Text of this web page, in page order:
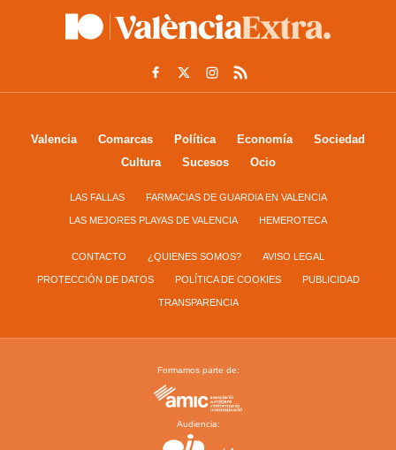
Valencia Comarcas Política Economía
Sociedad
Cultura
Sucesos Ocio
LAS FALLAS FARMACIAS DE GUARDIA EN VALENCIA
LAS MEJORES PLAYAS DE VALENCIA HEMEROTECA
CONTACTO ¿QUIENES SOMOS? AVISO LEGAL
PROTECCIÓN DE DATOS POLÍTICA DE COOKIES PUBLICIDAD
TRANSPARENCIA
Formamos parte de:
Audiencia: